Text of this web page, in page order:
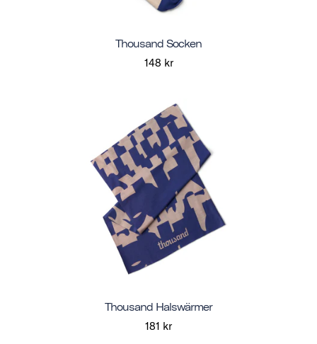
Thousand Socken
148 kr
Thousand Halswärmer
181 kr